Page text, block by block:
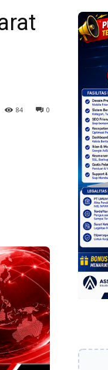
0
84